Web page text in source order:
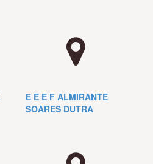
E E E F ALMIRANTE
SOARES DUTRA